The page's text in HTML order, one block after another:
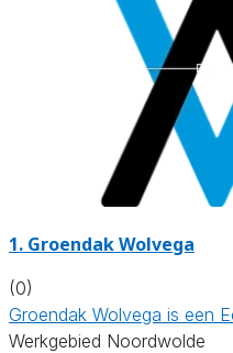
1. Groendak Wolvega
(0)
Groendak Wolvega is een
Werkgebied Noordwolde